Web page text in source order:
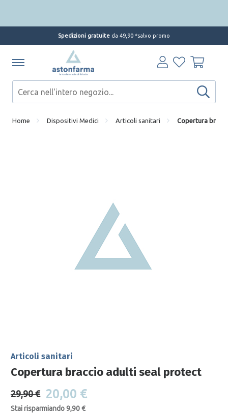
Spedizioni gratuite da 49,90 *salvo promo
Home Dispositivi Medici Articoli sanitari Copertura
Articoli sanitari
Copertura braccio adulti seal protect
29,90 € 20,00 €
Stai risparmiando 9,90 €